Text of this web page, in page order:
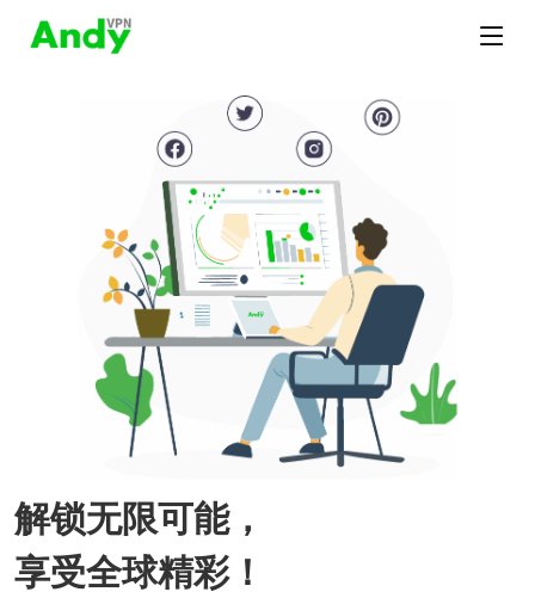
解锁无限可能，
享受全球精彩！